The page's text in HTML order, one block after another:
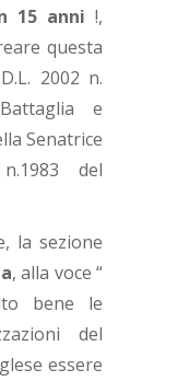
15 anni !,
questa
2002 n.
e
Senatrice
del
la sezione
, alla voce “
bene le
del
essere